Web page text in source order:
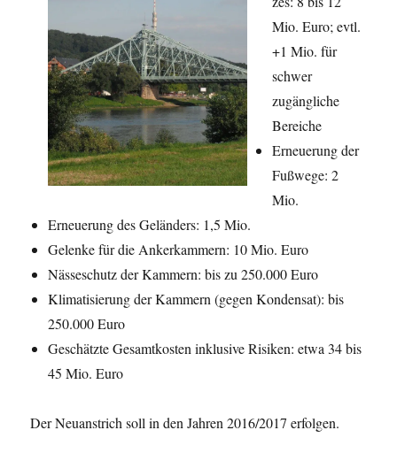
Mio. Euro; evtl.
+1 Mio. für
schwer
zugängliche
Bereiche
Erneuerung der
Fußwege: 2
Mio.
Erneuerung des Geländers: 1,5 Mio.
Gelenke für die Ankerkammern: 10 Mio. Euro
Nässeschutz der Kammern: bis zu 250.000 Euro
Klimatisierung der Kammern (gegen Kondensat): bis
250.000 Euro
Geschätzte Gesamtkosten inklusive Risiken: etwa 34 bis
45 Mio. Euro
Der Neuanstrich soll in den Jahren 2016/2017 erfolgen.